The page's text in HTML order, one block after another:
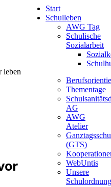
Start
Schulleben
AWG Tag
Schulische
Sozialarbeit
Thementage
AG
AWG
Atelier
(GTS)
WebUntis
Unsere
Schulordnung
leben